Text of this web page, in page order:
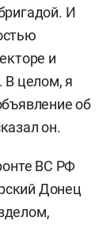
И
и
В целом, я
об
он.
ВС РФ
Донец